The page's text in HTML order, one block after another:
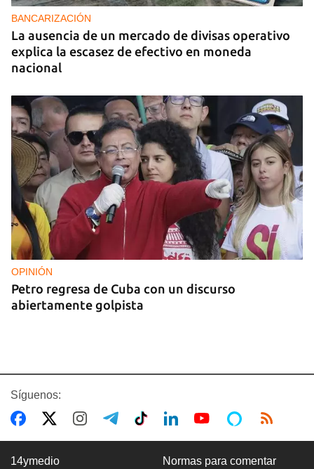
BANCARIZACIÓN
La ausencia de un mercado de divisas operativo
explica la escasez de efectivo en moneda
nacional
OPINIÓN
Petro regresa de Cuba con un discurso
abiertamente golpista
Síguenos:
14ymedio Normas para comentar